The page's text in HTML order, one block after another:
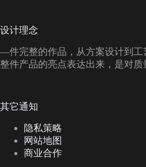
设计理念
—件完整的作品，从方案设计到工
整件产品的亮点表达出来，是对质
其它通知
隐私策略
网站地图
商业合作